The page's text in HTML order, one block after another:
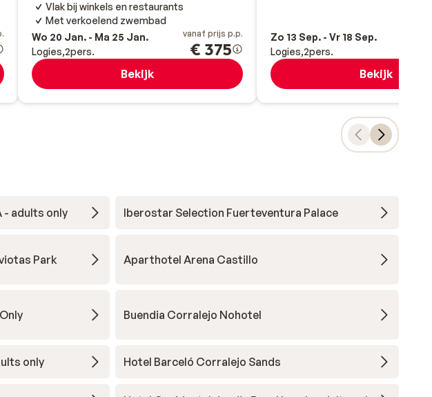
Vlak bij winkels en restaurants
Met verkoelend zwembad
Wo 20 Jan. - Ma 25 Jan.
Logies 2pers.
vanaf prijs p.p.
€ 375
Bekijk
Zo 13 Sep. - Vr 18 Sep.
Logies 2pers.
Bekijk
- adults only Iberostar Selection Fuerteventura Palace
Park Aparthotel Arena Castillo
Buendia Corralejo Nohotel
only Hotel Barceló Corralejo Sands